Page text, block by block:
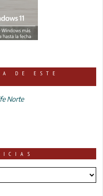
DE ESTE
Norte